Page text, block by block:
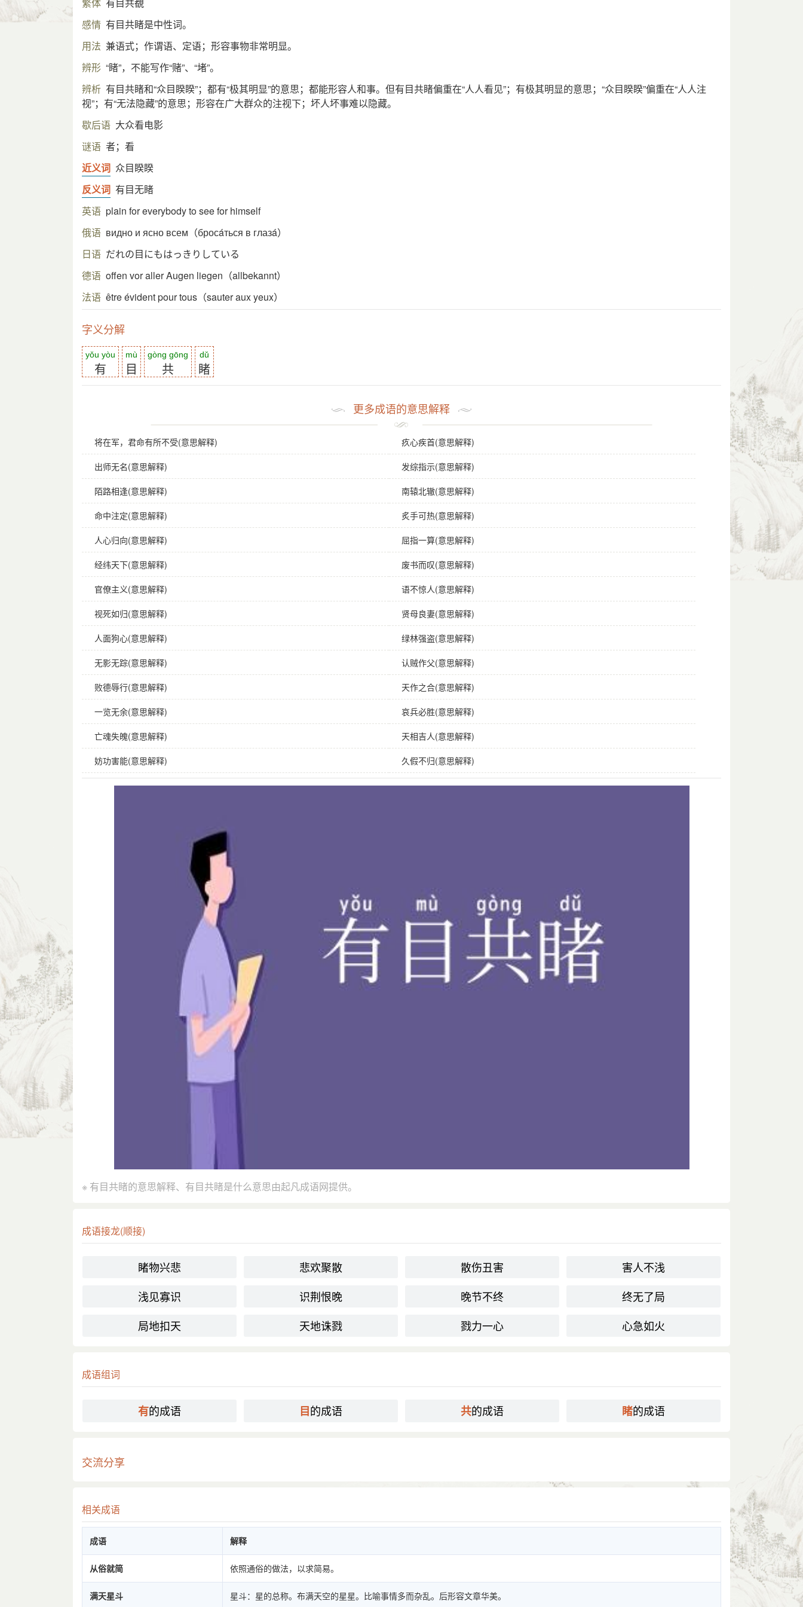
感情 有目共睹是中性词。
用法 兼语式；作谓语、定语；形容事物非常明显。
辨形 “睹”，不能写作“赌”、“堵”。
辨析 有目共睹和“众目睽睽”；都有“极其明显”的意思；都能形容人和事。但有目共睹偏重在“人人看见”；有极其明显的意思；“众目睽睽”偏重在“人人注
视”；有“无法隐藏”的意思；形容在广大群众的注视下；坏人坏事难以隐藏。
歇后语 大众看电影
谜语 者；看
近义词 众目睽睽
反义词 有目无睹
英语 plain for everybody to see for himself
俄语 видно и ясно всем（бросáться в глазá）
日语 だれの目にもはっきりしている
德语 offen vor aller Augen liegen（allbekannt）
法语 être évident pour tous（sauter aux yeux）
字义分解
yǒu yòu
有
mù
目
gòng gōng
共
dǔ
睹
更多成语的意思解释
将在军，君命有所不受(意思解释) 疚心疾首(意思解释)
出师无名(意思解释) 发综指示(意思解释)
陌路相逢(意思解释) 南辕北辙(意思解释)
命中注定(意思解释) 炙手可热(意思解释)
人心归向(意思解释) 屈指一算(意思解释)
经纬天下(意思解释) 废书而叹(意思解释)
官僚主义(意思解释) 语不惊人(意思解释)
视死如归(意思解释) 贤母良妻(意思解释)
人面狗心(意思解释) 绿林强盗(意思解释)
无影无踪(意思解释) 认贼作父(意思解释)
败德辱行(意思解释) 天作之合(意思解释)
一览无余(意思解释) 哀兵必胜(意思解释)
亡魂失魄(意思解释) 天相吉人(意思解释)
妨功害能(意思解释) 久假不归(意思解释)
※ 有目共睹的意思解释、有目共睹是什么意思由起凡成语网提供。
成语接龙(顺接)
睹物兴悲 悲欢聚散 散伤丑害
害人不浅
浅见寡识
识荆恨晚 晚节不终
终无了局
局地扣天
天地诛戮 戮力一心 心急如火
成语组词
有的成语 目的成语 共的成语 睹的成语
交流分享
相关成语
成语 解释
从俗就简 依照通俗的做法，以求简易。
满天星斗 星斗：星的总称。布满天空的星星。比喻事情多而杂乱。后形容文章华美。